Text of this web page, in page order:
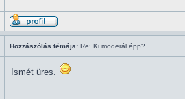
Hozzászólás témája: Re: Ki moderál épp?
Ismét üres.